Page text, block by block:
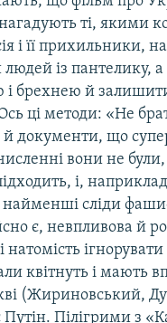
ті, якими
і її прихильники,
людей із пантелику,
і брехнею й
ці методи: «Не
й документи, що
вони не
і,
сліди
є, невпливова й
квітнуть і мають
(Жириновський,
Путін. Пілігрими з